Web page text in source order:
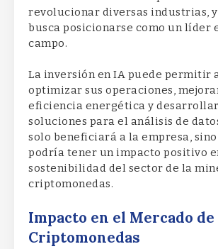
revolucionar diversas industrias,
busca posicionarse como un líder
campo.
La inversión en IA puede permitir
optimizar sus operaciones,
eficiencia energética y
soluciones para el análisis de
solo beneficiará a la empresa,
podría tener un impacto positivo
sostenibilidad del sector de la
criptomonedas.
Impacto en el Mercado de
Criptomonedas